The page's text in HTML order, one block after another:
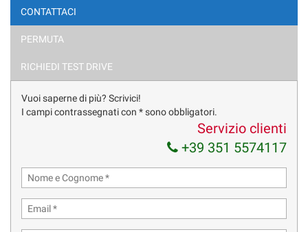
MERCEDES C 63 S.W. AMG V8 BITURBO 510CV 4MATIC
ALLESTIMENTO EDITION 1
TETTO APRIBILE PANORAMICO
BURMESTER AUDIO
CERCHI IN LEGA DA 20''
PLANCIA COMANDI IN CARBONIO
CONTATTACI
PERMUTA
RICHIEDI TEST DRIVE
Vuoi saperne di più? Scrivici!
I campi contrassegnati con * sono obbligatori.
Servizio clienti
+39 351 5574117